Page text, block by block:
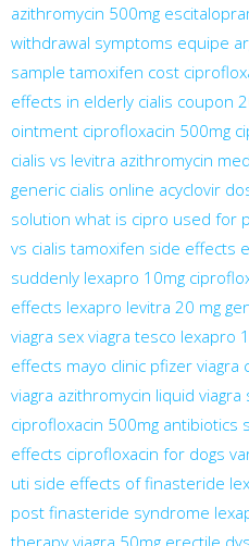
azithromycin 500mg
withdrawal symptoms equipe
sample tamoxifen cost
effects in elderly cialis coupon
ointment ciprofloxacin 500mg
cialis vs levitra azithromycin
generic cialis online acyclovir
solution what is cipro used for
vs cialis tamoxifen side effects
suddenly lexapro 10mg
effects lexapro levitra 20 mg
viagra sex viagra tesco lexapro
effects mayo clinic pfizer viagra
viagra azithromycin liquid viagra
ciprofloxacin 500mg antibiotics
effects ciprofloxacin for dogs
uti side effects of finasteride
post finasteride syndrome
therapy viagra 50mg erectile